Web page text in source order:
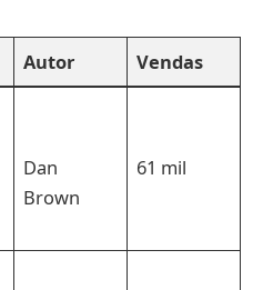
Autor Vendas
Dan
Brown
61 mil